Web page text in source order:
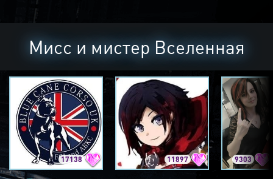
Мисс и мистер Вселенная
17138 11897 9303